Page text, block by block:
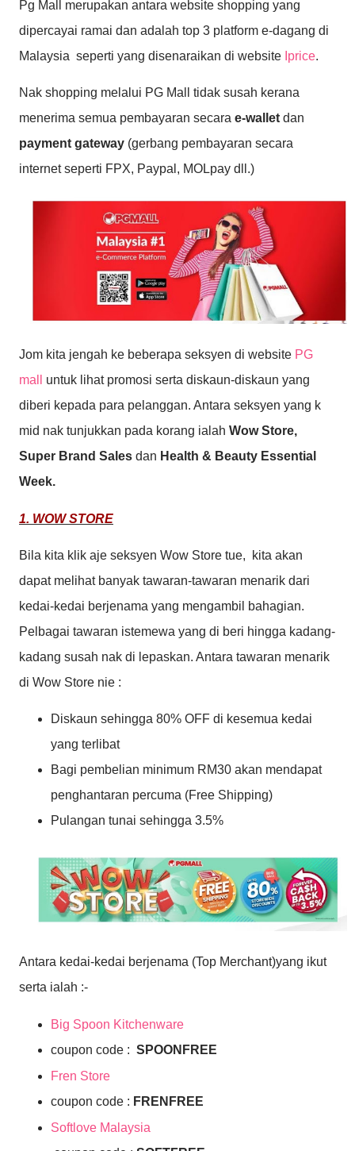
Pg Mall merupakan antara website shopping yang
dipercayai ramai dan adalah top 3 platform e-dagang di
Malaysia seperti yang disenaraikan di website Iprice.
Nak shopping melalui PG Mall tidak susah kerana
menerima semua pembayaran secara e-wallet dan
payment gateway (gerbang pembayaran secara
internet seperti FPX, Paypal, MOLpay dll.)
Jom kita jengah ke beberapa seksyen di website PG
mall
untuk lihat promosi serta diskaun-diskaun yang
diberi kepada para pelanggan. Antara seksyen yang k
mid nak tunjukkan pada korang ialah Wow Store,
Super Brand Sales dan Health & Beauty Essential
Week.
1. WOW STORE
Bila kita klik aje seksyen Wow Store tue, kita akan
dapat melihat banyak tawaran-tawaran menarik dari
kedai-kedai berjenama yang mengambil bahagian.
Pelbagai tawaran istemewa yang di beri hingga kadang-
kadang susah nak di lepaskan. Antara tawaran menarik
di Wow Store nie :
Diskaun sehingga 80% OFF di kesemua kedai
yang terlibat
Bagi pembelian minimum RM30 akan mendapat
penghantaran percuma (Free Shipping)
Pulangan tunai sehingga 3.5%
Antara kedai-kedai berjenama (Top Merchant)yang ikut
serta ialah :-
Big Spoon Kitchenware
coupon code : SPOONFREE
Fren Store
coupon code : FRENFREE
Softlove Malaysia